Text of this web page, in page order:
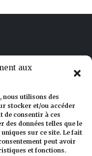
aux
utilisons des
stocker et/ou accéder
de consentir à ces
données telles que le
sur ce site. Le fait
peut avoir
et fonctions.
le Prince de Monaco